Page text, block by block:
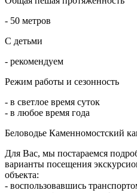
- 50 метров
С детьми
- рекомендуем
Режим работы и сезонность
- в светлое время суток
- в любое время года
Беловодье Каменномостский
Для Вас, мы постараемся
варианты посещения
объекта:
- воспользовавшись